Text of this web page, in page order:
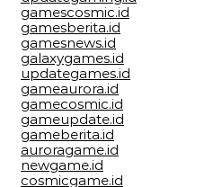
gamescosmic.id
gamesberita.id
gamesnews.id
galaxygames.id
updategames.id
gameaurora.id
gamecosmic.id
gameupdate.id
gameberita.id
auroragame.id
newgame.id
cosmicgame.id